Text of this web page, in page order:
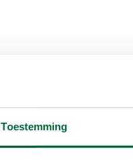
Toestemming